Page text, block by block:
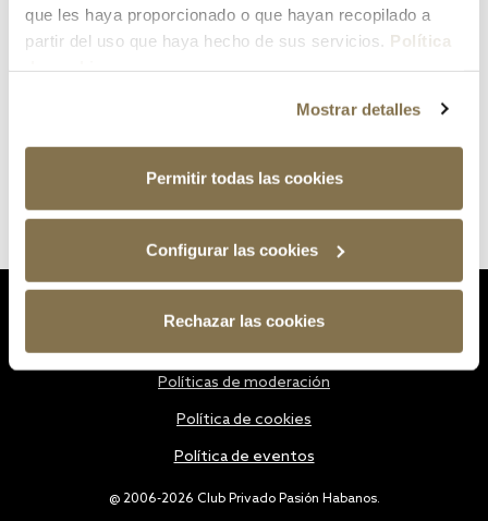
que les haya proporcionado o que hayan recopilado a
partir del uso que haya hecho de sus servicios. Política
Mostrar detalles
Permitir todas las cookies
Configurar las cookies
Rechazar las cookies
@ 2006-2026 Club Privado Pasión Habanos.
Políticas de moderación
Política de cookies
Política de eventos